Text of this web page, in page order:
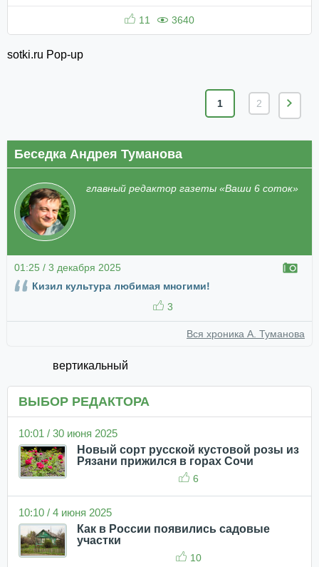
11 3640
sotki.ru Pop-up
1 2
Беседка Андрея Туманова
главный редактор газеты «Ваши 6 соток»
01:25 / 3 декабря 2025
Кизил культура любимая многими!
3
Вся хроника А. Туманова
вертикальный
ВЫБОР РЕДАКТОРА
10:01 / 30 июня 2025
Новый сорт русской кустовой розы из
Рязани прижился в горах Сочи
6
10:10 / 4 июня 2025
Как в России появились садовые
участки
10